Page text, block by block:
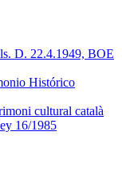
D. 22.4.1949, BOE
Histórico
cultural català
16/1985